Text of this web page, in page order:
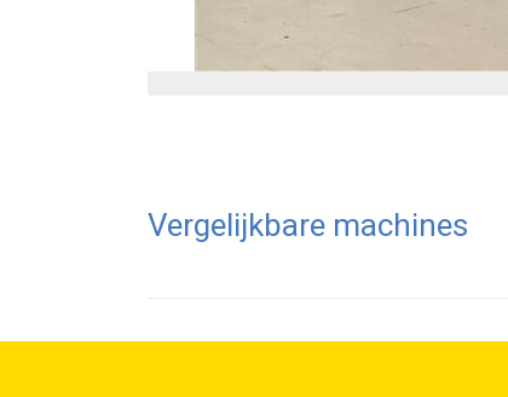
Vergelijkbare machines